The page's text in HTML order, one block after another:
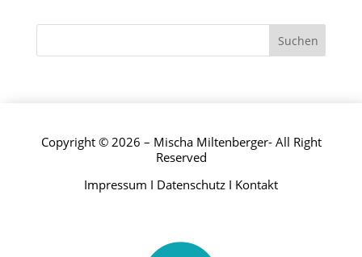
Copyright © 2026 – Mischa Miltenberger- All Right
Reserved
Impressum I Datenschutz I Kontakt